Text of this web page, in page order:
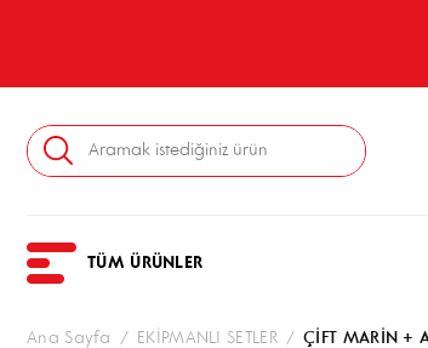
TÜM ÜRÜNLER
Ana Sayfa / EKİPMANLI SETLER / ÇİFT MARİN +